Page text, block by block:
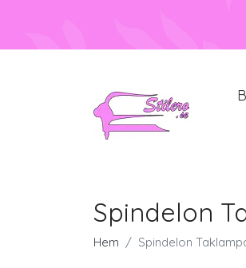
Spindelon
Hem Spindelon